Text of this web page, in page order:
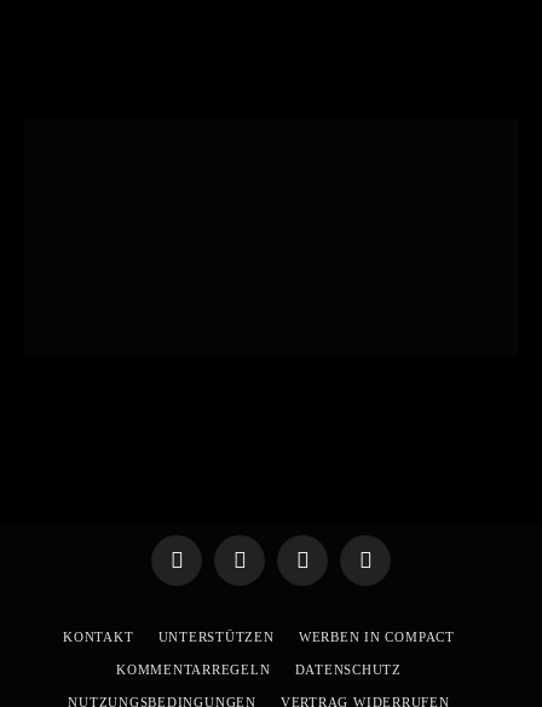
TelegramWhatsApp
X
YouTube
KONTAKT UNTERSTÜTZEN WERBEN IN COMPACT
KOMMENTARREGELN DATENSCHUTZ
NUTZUNGSBEDINGUNGEN VERTRAG WIDERRUFEN